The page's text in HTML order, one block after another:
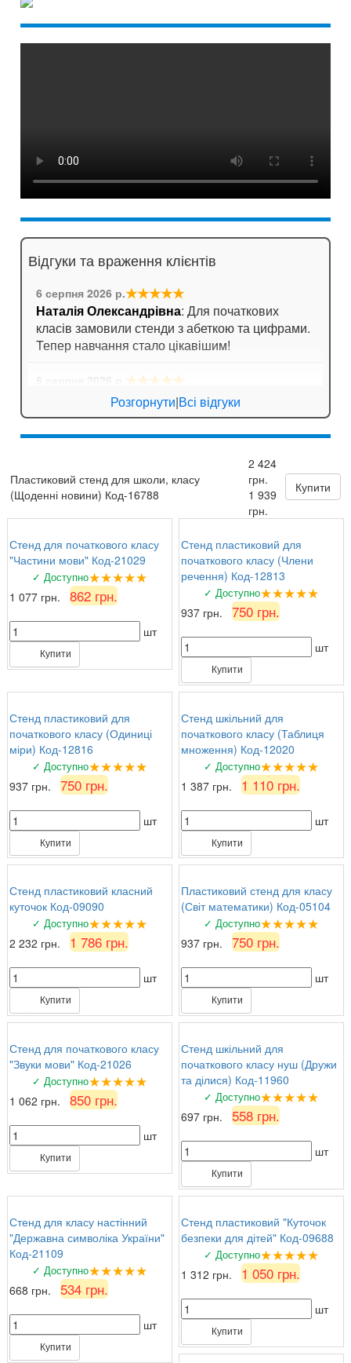
Відгуки та враження клієнтів
6 серпня 2026 р.★★★★★
Наталія Олександрівна: Для початкових
класів замовили стенди з абеткою та цифрами.
Тепер навчання стало цікавішим!
★★★★★
Ігор Лозовий: Стенди для спортивної зали
яскраві, мотивують дітей займатися спортом!
: Потішило, що можна замовити
табличку за індивідуальним ескізом!
Розгорнути|Всі відгуки
Пластиковий стенд для школи, класу
(Щоденні новини) Код-16788
2 424
грн.
1 939
грн.
Купити
Стенд для початкового класу
"Частини мови" Код-21029
✓ Доступно★★★★★
1 077 грн. 862 грн.
шт
Купити
Стенд пластиковий для
початкового класу (Члени
речення) Код-12813
✓ Доступно★★★★★
937 грн. 750 грн.
шт
Купити
Стенд пластиковий для
початкового класу (Одиниці
міри) Код-12816
✓ Доступно★★★★★
937 грн. 750 грн.
шт
Купити
Стенд шкільний для
початкового класу (Таблиця
множення) Код-12020
✓ Доступно★★★★★
1 387 грн. 1 110 грн.
шт
Купити
Стенд пластиковий класний
куточок Код-09090
✓ Доступно★★★★★
2 232 грн. 1 786 грн.
шт
Купити
Пластиковий стенд для класу
(Світ математики) Код-05104
✓ Доступно★★★★★
937 грн. 750 грн.
шт
Купити
Стенд для початкового класу
"Звуки мови" Код-21026
✓ Доступно★★★★★
1 062 грн. 850 грн.
шт
Купити
Стенд шкільний для
початкового класу нуш (Дружи
та ділися) Код-11960
✓ Доступно★★★★★
697 грн. 558 грн.
шт
Купити
Стенд для класу настінний
"Державна символіка України"
Код-21109
✓ Доступно★★★★★
668 грн. 534 грн.
шт
Купити
Стенд пластиковий "Куточок
безпеки для дітей" Код-09688
✓ Доступно★★★★★
1 312 грн. 1 050 грн.
шт
Купити